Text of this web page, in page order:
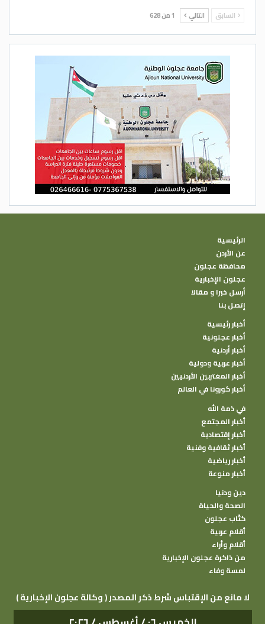
السابق التالي 1 من 628
الرئيسية
عن الأردن
محافظة عجلون
عجلون الإخبارية
أرسل خبرا و مقالا
إتصل بنا
أخبار رئيسية
أخبار عجلونية
أخبار أردنية
أخبار عربية ودولية
أخبار المغتربين الأردنيين
أخبار كورونا في العالم
في ذمة الله
أخبار المجتمع
أخبار إقتصادية
أخبار ثقافية وفنية
أخبار رياضية
أخبار منوعة
دين ودنيا
الصحة والحياة
كتًاب عجلون
أقلام عربية
أقلام وأراء
من ذاكرة عجلون الإخبارية
لمسة وفاء
( وكالة عجلون الإخبارية ) لا مانع من الإقتباس شرط ذكر المصدر